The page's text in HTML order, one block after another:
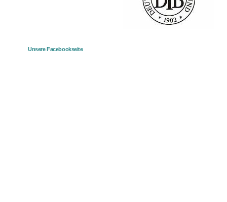
Unsere Facebookseite